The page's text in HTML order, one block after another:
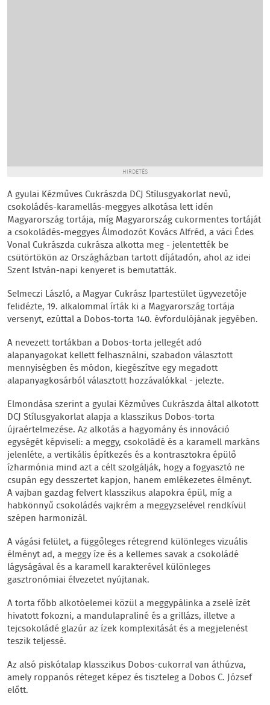
HIRDETÉS
A gyulai Kézműves Cukrászda DCJ Stílusgyakorlat nevű,
csokoládés-karamellás-meggyes alkotása lett idén
Magyarország tortája, míg Magyarország cukormentes tortáját
a csokoládés-meggyes Álmodozót Kovács Alfréd, a váci Édes
Vonal Cukrászda cukrásza alkotta meg - jelentették be
csütörtökön az Országházban tartott díjátadón, ahol az idei
Szent István-napi kenyeret is bemutatták.
Selmeczi László, a Magyar Cukrász Ipartestület ügyvezetője
felidézte, 19. alkalommal írták ki a Magyarország tortája
versenyt, ezúttal a Dobos-torta 140. évfordulójának jegyében.
A nevezett tortákban a Dobos-torta jellegét adó
alapanyagokat kellett felhasználni, szabadon választott
mennyiségben és módon, kiegészítve egy megadott
alapanyagkosárból választott hozzávalókkal - jelezte.
Elmondása szerint a gyulai Kézműves Cukrászda által alkotott
DCJ Stílusgyakorlat alapja a klasszikus Dobos-torta
újraértelmezése. Az alkotás a hagyomány és innováció
egységét képviseli: a meggy, csokoládé és a karamell markáns
jelenléte, a vertikális építkezés és a kontrasztokra épülő
ízharmónia mind azt a célt szolgálják, hogy a fogyasztó ne
csupán egy desszertet kapjon, hanem emlékezetes élményt.
A vajban gazdag felvert klasszikus alapokra épül, míg a
habkönnyű csokoládés vajkrém a meggyzselével rendkívül
szépen harmonizál.
A vágási felület, a függőleges rétegrend különleges vizuális
élményt ad, a meggy íze és a kellemes savak a csokoládé
lágyságával és a karamell karakterével különleges
gasztronómiai élvezetet nyújtanak.
A torta főbb alkotóelemei közül a meggypálinka a zselé ízét
hivatott fokozni, a mandulapraliné és a grillázs, illetve a
tejcsokoládé glazúr az ízek komplexitását és a megjelenést
teszik teljessé.
Az alsó piskótalap klasszikus Dobos-cukorral van áthúzva,
amely roppanós réteget képez és tiszteleg a Dobos C. József
előtt.